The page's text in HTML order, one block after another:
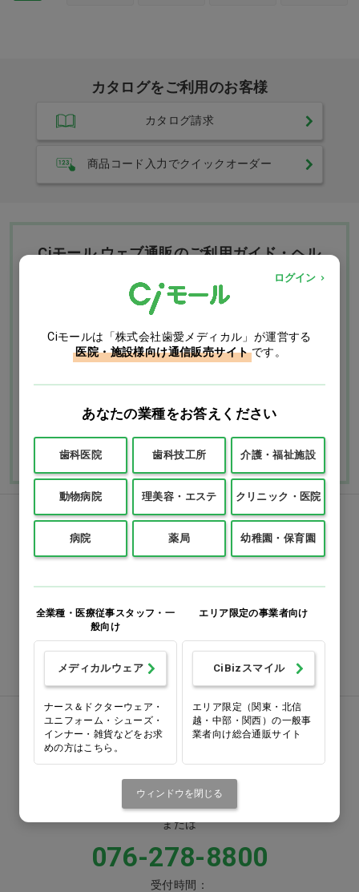
カタログをご利用のお客様
カタログ請求
商品コード入力でクイックオーダー
Ciモール ウェブ通販のご利用ガイド・ヘル
お支払いについて 送料について
て
て
よくあるご質問
ご利用ガイドを詳しく見
る
FAXでのご注文
0120-418-167
番号をよくお確かめのうえ、
お間違いのないようお願いいたします
注文書ダウンロード
お電話でお問い合わせ
0570-058000
または
076-278-8800
受付時間：
ログイン
Ciモールは「株式会社歯愛メディカル」が運営する
医院・施設様向け通信販売サイト です。
あなたの業種をお答えください
歯科医院 歯科技工所 介護・福祉施設
動物病院 理美容・エステ クリニック・医院
病院 薬局 幼稚園・保育園
全業種・医療従事スタッフ・一
般向け
メディカルウェア
ナース＆ドクターウェア・
ユニフォーム・シューズ・
インナー・雑貨などをお求
めの方はこちら。
エリア限定の事業者向け
CiBizスマイル
エリア限定（関東・北信
越・中部・関西）の一般事
業者向け総合通販サイト
ウィンドウを閉じる